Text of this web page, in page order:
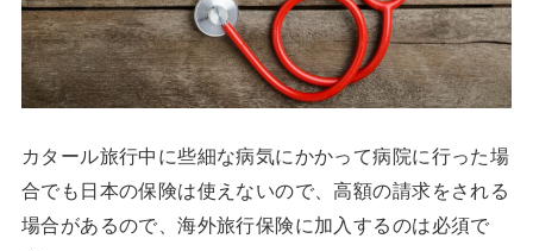
カタール旅行中に些細な病気にかかって病院に行った場
合でも日本の保険は使えないので、高額の請求をされる
場合があるので、海外旅行保険に加入するのは必須で